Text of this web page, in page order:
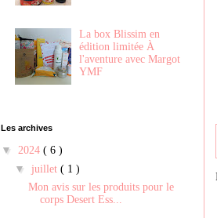
La box Blissim en
édition limitée À
l'aventure avec Margot
YMF
Les archives
▼ 2024 ( 6 )
▼ juillet ( 1 )
Mon avis sur les produits pour le
corps Desert Ess...